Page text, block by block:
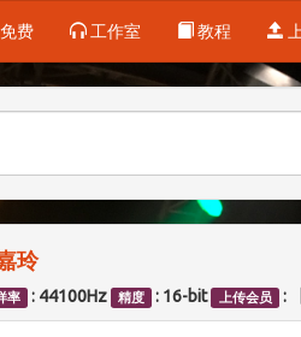
费 工作室 教程
玲
率 : 44100Hz 精度 : 16-bit 上传会员 :